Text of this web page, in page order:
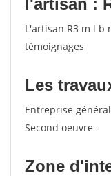
l'artisan :
L'artisan R3 m l b
témoignages
Les
Entreprise
Second oeuvre -
Zone